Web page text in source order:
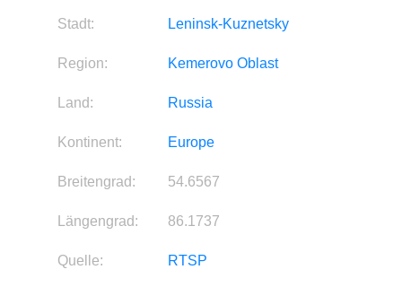
Stadt: Leninsk-Kuznetsky
Region: Kemerovo Oblast
Land: Russia
Kontinent: Europe
Breitengrad: 54.6567
Längengrad: 86.1737
Quelle: RTSP